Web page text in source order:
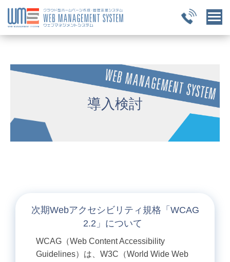
導入検討
次期Webアクセシビリティ規格「WCAG
2.2」について
WCAG（Web Content Accessibility
Guidelines）は、W3C（World Wide Web